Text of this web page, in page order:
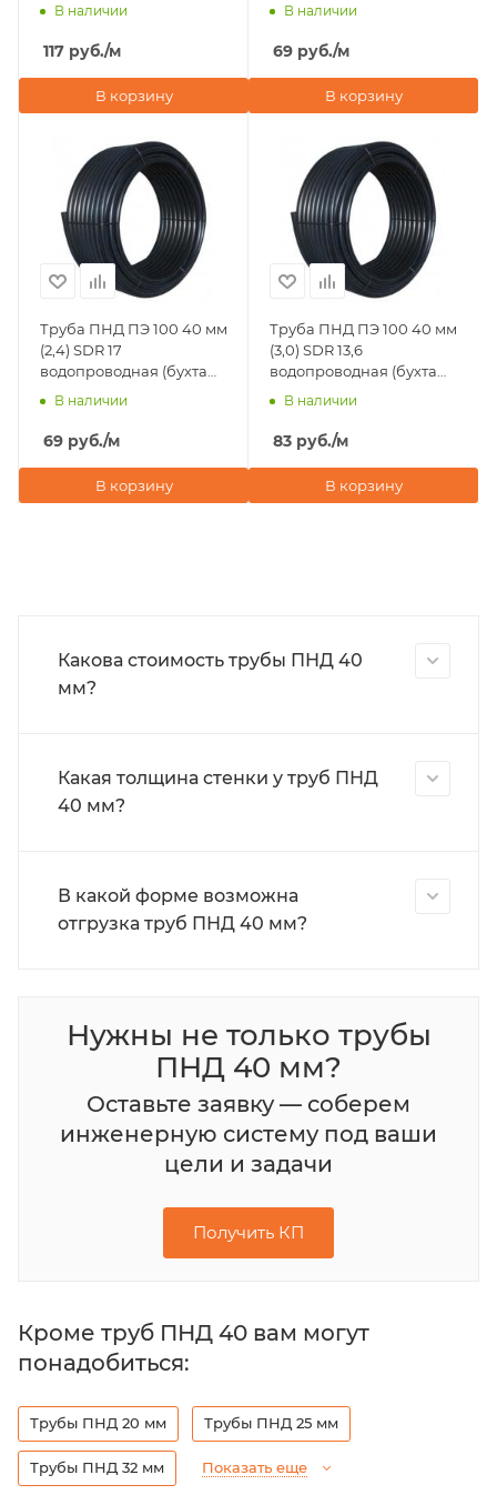
В наличии
117 руб./м
В корзину
В наличии
69 руб./м
В корзину
Труба ПНД ПЭ 100 40 мм
(2,4) SDR 17
водопроводная (бухта
100 м)
В наличии
69 руб./м
В корзину
Труба ПНД ПЭ 100 40 мм
(3,0) SDR 13,6
водопроводная (бухта
100 м)
В наличии
83 руб./м
В корзину
Какова стоимость трубы ПНД 40
мм?
Какая толщина стенки у труб ПНД
40 мм?
В какой форме возможна
отгрузка труб ПНД 40 мм?
Нужны не только трубы
ПНД 40 мм?
Оставьте заявку — соберем
инженерную систему под ваши
цели и задачи
Получить КП
Кроме труб ПНД 40 вам могут
понадобиться:
Трубы ПНД 20 мм Трубы ПНД 25 мм
Трубы ПНД 32 мм Показать еще